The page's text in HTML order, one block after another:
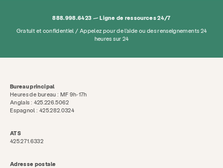
888.998.6423 — Ligne de ressources 24/7
Gratuit et confidentiel / Appelez pour de l'aide ou des renseignements 24
heures sur 24
Bureau principal
Heures de bureau : MF 9h-17h
Anglais : 425.226.5062
Espagnol : 425.282.0324
ATS
425.271.6332
Adresse postale